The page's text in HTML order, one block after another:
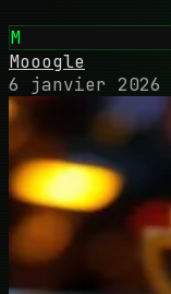
M
Mooogle
6 janvier 2026